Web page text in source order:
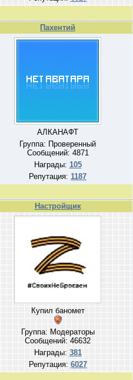
Пахентий
АЛКАНАФТ
Группа: Проверенный
Сообщений: 4871
Награды: 105
Репутация: 1187
Настройщик
Купил баномет
Группа: Модераторы
Сообщений: 46632
Награды: 381
Репутация: 6027